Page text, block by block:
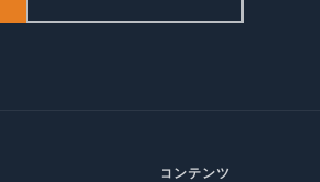
コンテンツ